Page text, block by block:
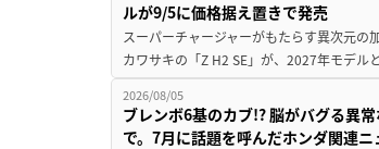
ルが9/5に価格据え置きで発売
スーパーチャージャーがもたらす異次元の
カワサキの「Z H2 SE」が、2027年モデ
2026/08/05
ブレンボ6基のカブ!? 脳がバグる異
で。7月に話題を呼んだホンダ関連ニ